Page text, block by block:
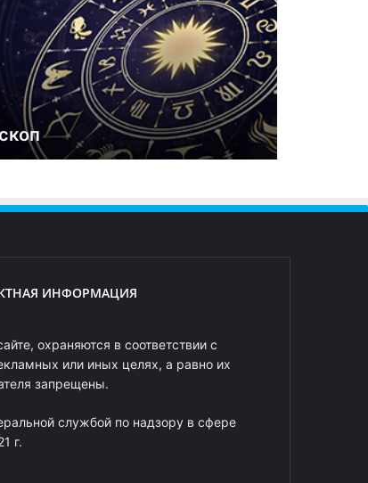
ИНФОРМАЦИЯ
охраняются в соответствии с
или иных целях, а равно их
запрещены.
службой по надзору в сфере
г.